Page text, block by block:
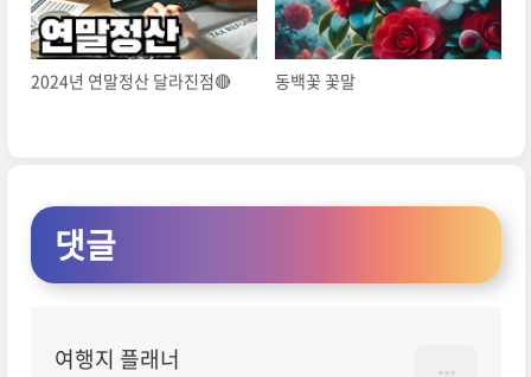
2024년 연말정산 달라진점🔴 동백꽃 꽃말
댓글
여행지 플래너